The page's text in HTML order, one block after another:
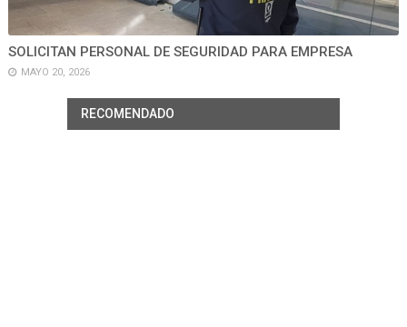
SOLICITAN PERSONAL DE SEGURIDAD PARA EMPRESA
MAYO 20, 2026
RECOMENDADO